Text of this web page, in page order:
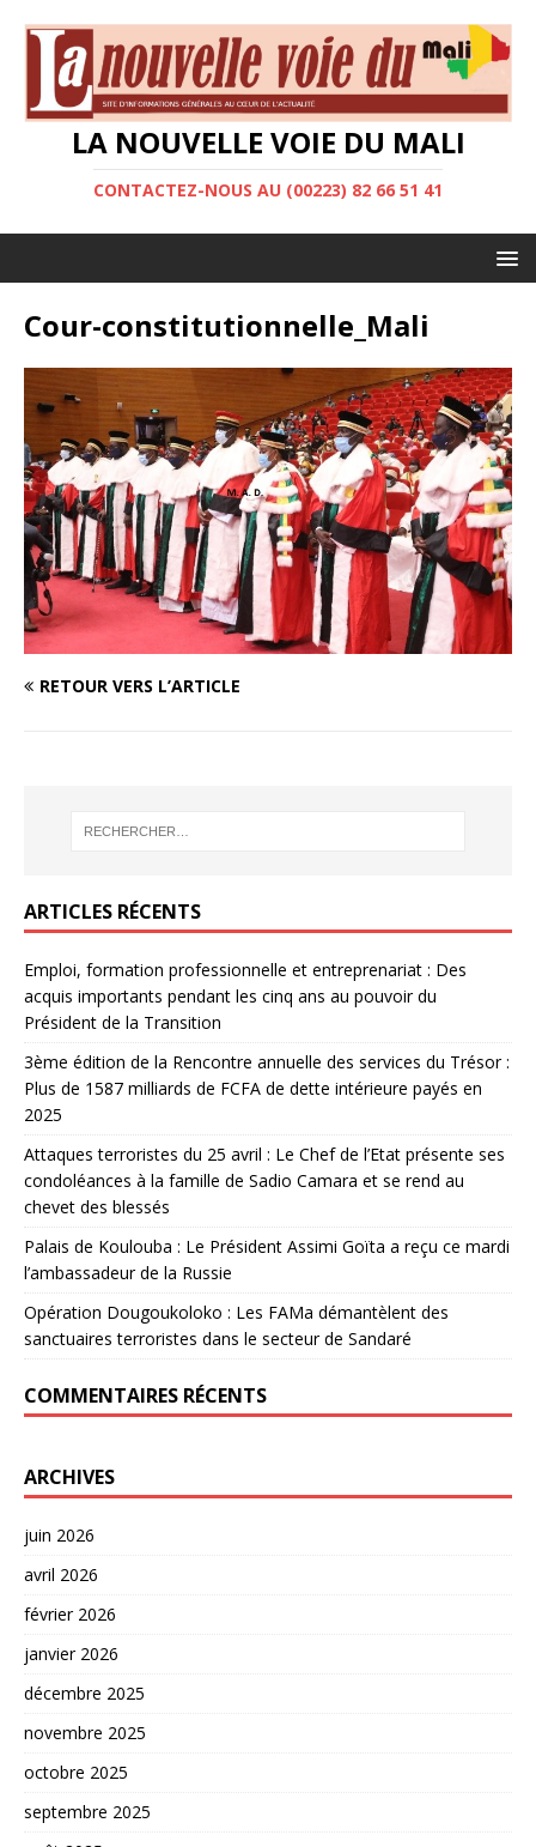
LA NOUVELLE VOIE DU MALI
CONTACTEZ-NOUS AU (00223) 82 66 51 41
Cour-constitutionnelle_Mali
RETOUR VERS L’ARTICLE
ARTICLES RÉCENTS
Emploi, formation professionnelle et entreprenariat : Des
acquis importants pendant les cinq ans au pouvoir du
Président de la Transition
3ème édition de la Rencontre annuelle des services du Trésor :
Plus de 1587 milliards de FCFA de dette intérieure payés en
2025
Attaques terroristes du 25 avril : Le Chef de l’Etat présente ses
condoléances à la famille de Sadio Camara et se rend au
chevet des blessés
Palais de Koulouba : Le Président Assimi Goïta a reçu ce mardi
l’ambassadeur de la Russie
Opération Dougoukoloko : Les FAMa démantèlent des
sanctuaires terroristes dans le secteur de Sandaré
COMMENTAIRES RÉCENTS
ARCHIVES
juin 2026
avril 2026
février 2026
janvier 2026
décembre 2025
novembre 2025
octobre 2025
septembre 2025